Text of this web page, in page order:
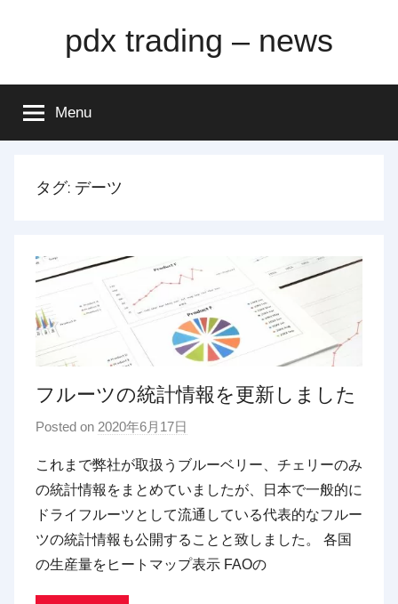
pdx trading – news
Menu
タグ: デーツ
フルーツの統計情報を更新しました
Posted on 2020年6月17日
p
d
x
t
r
これまで弊社が取扱うブルーベリー、チェリーのみ
の統計情報をまとめていましたが、日本で一般的に
ドライフルーツとして流通している代表的なフルー
ツの統計情報も公開することと致しました。 各国
の生産量をヒートマップ表示 FAOの